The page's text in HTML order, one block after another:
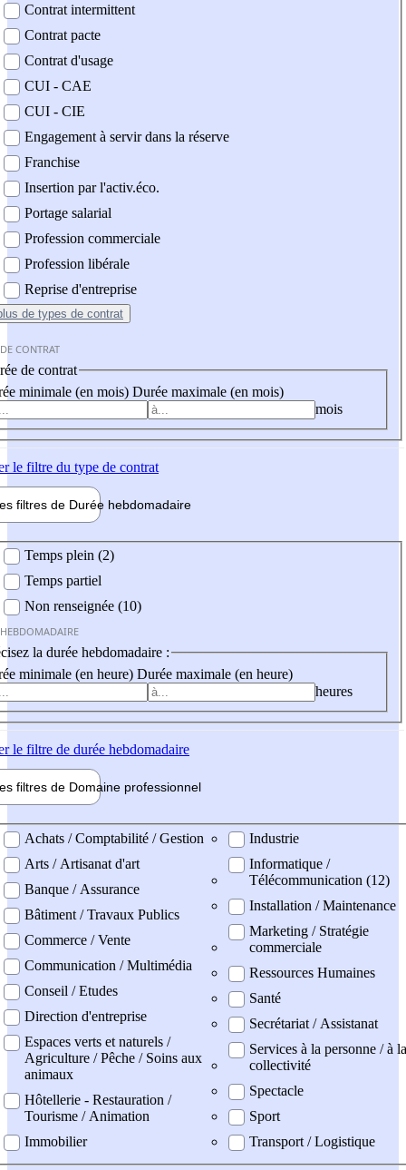
Contrat intermittent
Contrat pacte
Contrat d'usage
CUI - CAE
CUI - CIE
Engagement à servir dans la réserve
Franchise
Insertion par l'activ.éco.
Portage salarial
Profession commerciale
Profession libérale
Reprise d'entreprise
de types de contrat
CONTRAT
de contrat
minimale (en mois) Durée maximale (en mois)
mois
le filtre du type de contrat
filtres de Durée hebdomadaire
Temps plein (2)
Temps partiel
Non renseignée (10)
la durée hebdomadaire :
minimale (en heure) Durée maximale (en heure)
heures
le filtre de durée hebdomadaire
filtres de Domaine professionnel
professionel
Achats / Comptabilité / Gestion
Arts / Artisanat d'art
Banque / Assurance
Bâtiment / Travaux Publics
Commerce / Vente
Communication / Multimédia
Conseil / Etudes
Direction d'entreprise
Espaces verts et naturels /
Agriculture / Pêche / Soins aux
animaux
Hôtellerie - Restauration /
Tourisme / Animation
Immobilier
Industrie
Informatique /
Télécommunication (12)
Installation / Maintenance
Marketing / Stratégie
commerciale
Ressources Humaines
Santé
Secrétariat / Assistanat
Services à la personne / à la
collectivité
Spectacle
Sport
Transport / Logistique